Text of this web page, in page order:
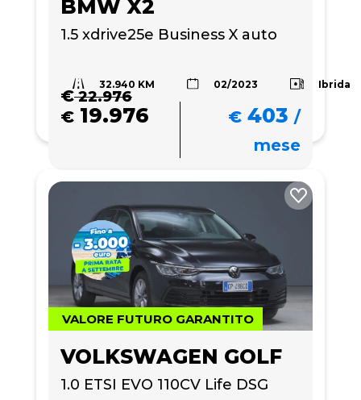
BMW X2
1.5 xdrive25e Business X auto
32.940 KM 02/2023 Ibrida
€22.976
€ 19.976 € 403 /
mese
VALORE FUTURO GARANTITO
VOLKSWAGEN GOLF
1.0 ETSI EVO 110CV Life DSG